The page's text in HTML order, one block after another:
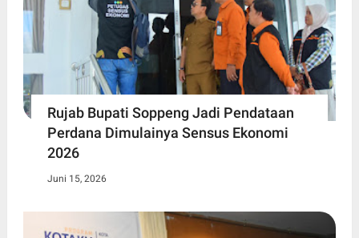
Rujab Bupati Soppeng Jadi Pendataan
Perdana Dimulainya Sensus Ekonomi
2026
Juni 15, 2026